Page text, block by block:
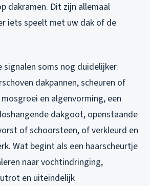
dakramen. Dit zijn allemaal
iets speelt met uw dak of de
signalen soms nog duidelijker.
dakpannen, scheuren of
en algenvorming, een
dakgoot, openstaande
of schoorsteen, of verkleurd en
Wat begint als een haarscheurtje
naar vochtindringing,
en uiteindelijk